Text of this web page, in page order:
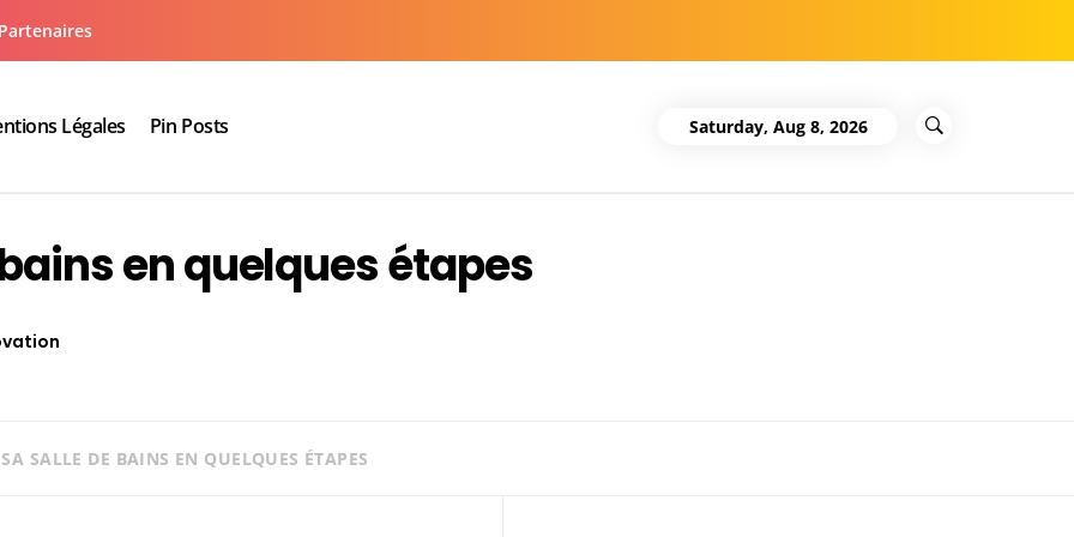
Partenaires
Légales Pin Posts Saturday, Aug 8, 2026
en quelques étapes
SALLE DE BAINS EN QUELQUES ÉTAPES